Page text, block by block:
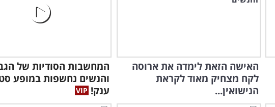
האישה הזאת לימדה את ארוסה
לקח מצחיק מאוד לקראת
הנישואין...
המחשבות הסודיות של
והנשים נחשפות במופע
ענק!